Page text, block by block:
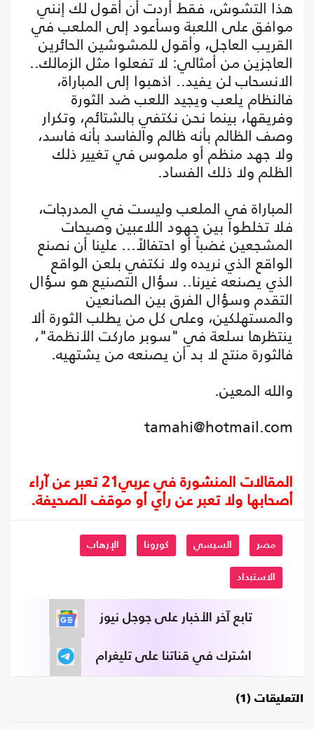
هذا التشوش، فقط أردت أن أقول لك إنني
موافق على اللعبة وسأعود إلى الملعب في
القريب العاجل، وأقول للمشوشين الحائرين
العاجزين من أمثالي: لا تفعلوا مثل الزمالك..
الانسحاب لن يفيد.. اذهبوا إلى المباراة،
فالنظام يلعب ويجيد اللعب ضد الثورة
وفريقها، بينما نحن نكتفي بالشتائم، وتكرار
وصف الظالم بأنه ظالم والفاسد بأنه فاسد،
ولا جهد منظم أو ملموس في تغيير ذلك
الظلم ولا ذلك الفساد.
المباراة في الملعب وليست في المدرجات،
فلا تخلطوا بين جهود اللاعبين وصيحات
المشجعين غضباً أو احتفالاً... علينا أن نصنع
الواقع الذي نريده ولا نكتفي بلعن الواقع
الذي يصنعه غيرنا.. سؤال التصنيع هو سؤال
التقدم وسؤال الفرق بين الصانعين
والمستهلكين، وعلى كل من يطلب الثورة ألا
ينتظرها سلعة في "سوبر ماركت الأنظمة"،
فالثورة منتج لا بد أن يصنعه من يشتهيه.
والله المعين.
tamahi@hotmail.com
المقالات المنشورة في عربي21 تعبر عن آراء
أصحابها ولا تعبر عن رأي أو موقف الصحيفة.
مصر السيسي كورونا الإرهاب
الاستبداد
تابع آخر الأخبار على جوجل نيوز
اشترك في قناتنا على تليغرام
التعليقات (1)